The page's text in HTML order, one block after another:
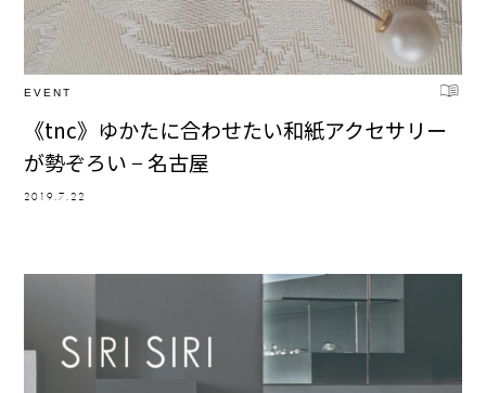
EVENT
《tnc》ゆかたに合わせたい和紙アクセサリー
が勢ぞろい − 名古屋
2019.7.22